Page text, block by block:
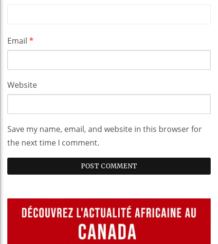
Email *
Website
Save my name, email, and website in this browser for
the next time I comment.